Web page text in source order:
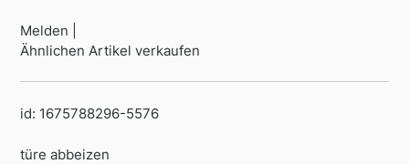
Melden |
Ähnlichen Artikel verkaufen
id: 1675788296-5576
türe abbeizen